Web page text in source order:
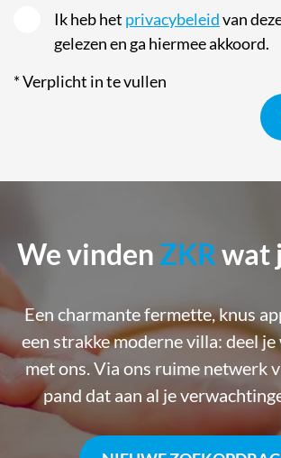
Ik heb het privacybeleidvan
gelezen en ga hiermee akkoord.
*Verplicht in te vullen
We vinden ZKR wat
Een charmante fermette, knus
een strakke moderne villa: deel
met ons. Via ons ruime netwerk
pand dat aan al je